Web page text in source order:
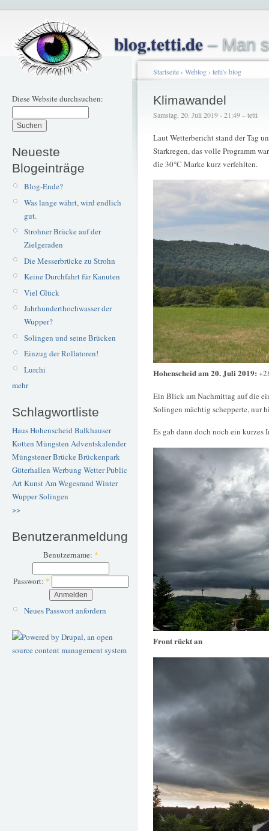
blog.tetti.de– Man
Diese Website durchsuchen:
Neueste
Blogeinträge
Blog-Ende?
Was lange währt, wird endlich
gut.
Strohner Brücke auf der
Zielgeraden
Die Messerbrücke zu Strohn
Keine Durchfahrt für Kanuten
Viel Glück
Jahrhunderthochwasser der
Wupper?
Solingen und seine Brücken
Einzug der Rollatoren!
Lurchi
mehr
Schlagwortliste
Haus Hohenscheid Balkhauser
Kotten Müngsten Adventskalender
Müngstener BrückeBrückenpark
Güterhallen Werbung WetterPublic
ArtKunstAm Wegesrand Winter
WupperSolingen
>>
Benutzeranmeldung
Benutzername: *
Passwort: *
Neues Passwort anfordern
Startseite› Weblog› tetti's blog
Klimawandel
Samstag, 20. Juli 2019 - 21:49 – tetti
Laut Wetterbericht stand der Tag
Starkregen, das volle Programm
die 30°C Marke kurz verfehlten.
Hohenscheid am 20. Juli 2019:
Ein Blick am Nachmittag auf die
Solingen mächtig schepperte, nur
Es gab dann doch noch ein
Front rückt an